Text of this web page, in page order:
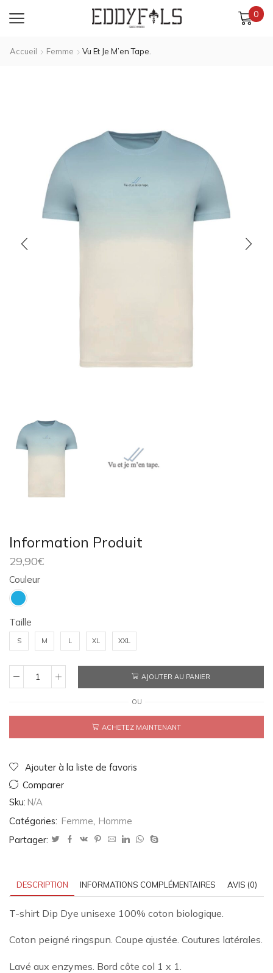
0
Accueil Femme Vu Et Je M’en Tape.
Information Produit
29,90€
Couleur
Taille
S M L XL XXL
quantité
et
m'en
AJOUTER AU PANIER
OU
ACHETEZ MAINTENANT
Ajouter à la liste de favoris
Comparer
Sku: N/A
Catégories: Femme, Homme
Partager:
DESCRIPTION INFORMATIONS COMPLÉMENTAIRES AVIS (0)
T-shirt Dip Dye unisexe 100% coton biologique.
Coton peigné ringspun. Coupe ajustée. Coutures latérales.
Lavé aux enzymes. Bord côte col 1 x 1.